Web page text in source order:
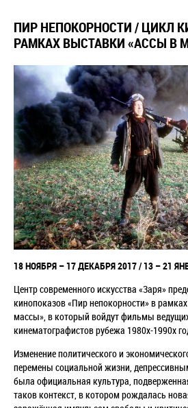
ПИР НЕПОКОРНОСТИ / ЦИКЛ
РАМКАХ ВЫСТАВКИ «АССЫ В
18 НОЯБРЯ – 17 ДЕКАБРЯ 2017 / 13 –21
Центр современного искусства «Заря»
кинопоказов «Пир непокорности» в
массы», в который войдут фильмы
кинематографистов рубежа 1980х-1990х
Изменение политического и
перемены социальной жизни,
была официальная культура,
таков контекст, в котором рождалась